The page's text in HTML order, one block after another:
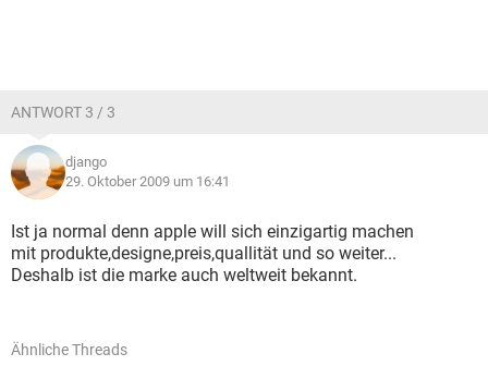
ANTWORT 3 / 3
django
29. Oktober 2009 um 16:41
Ist ja normal denn apple will sich einzigartig machen
mit produkte,designe,preis,quallität und so weiter...
Deshalb ist die marke auch weltweit bekannt.
Ähnliche Threads